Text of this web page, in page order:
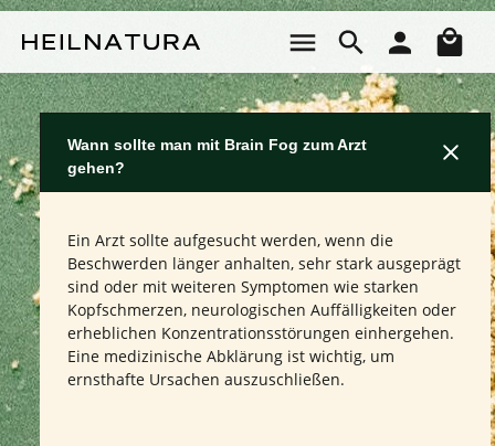
Wann sollte man mit Brain Fog zum Arzt
gehen?
Ein Arzt sollte aufgesucht werden, wenn die
Beschwerden länger anhalten, sehr stark ausgeprägt
sind oder mit weiteren Symptomen wie starken
Kopfschmerzen, neurologischen Auffälligkeiten oder
erheblichen Konzentrationsstörungen einhergehen.
Eine medizinische Abklärung ist wichtig, um
ernsthafte Ursachen auszuschließen.